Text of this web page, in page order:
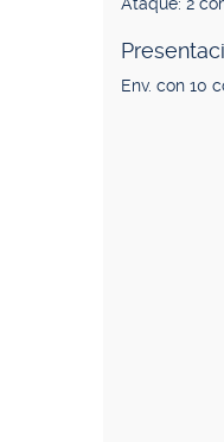
Env. con 10